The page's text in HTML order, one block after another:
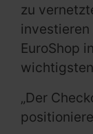
zu
investieren
EuroShop
„Der